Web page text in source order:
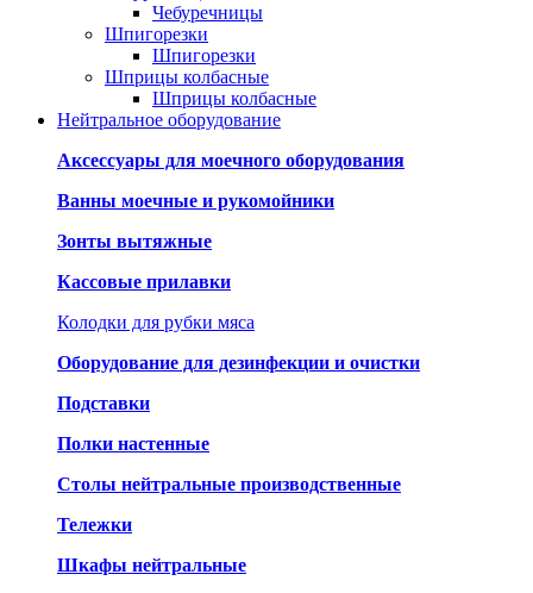
Чебуречницы
Шпигорезки
Шпигорезки
Шприцы колбасные
Шприцы колбасные
Нейтральное оборудование
Аксессуары для моечного оборудования
Ванны моечные и рукомойники
Зонты вытяжные
Кассовые прилавки
Колодки для рубки мяса
Оборудование для дезинфекции и очистки
Подставки
Полки настенные
Столы нейтральные производственные
Тележки
Шкафы нейтральные